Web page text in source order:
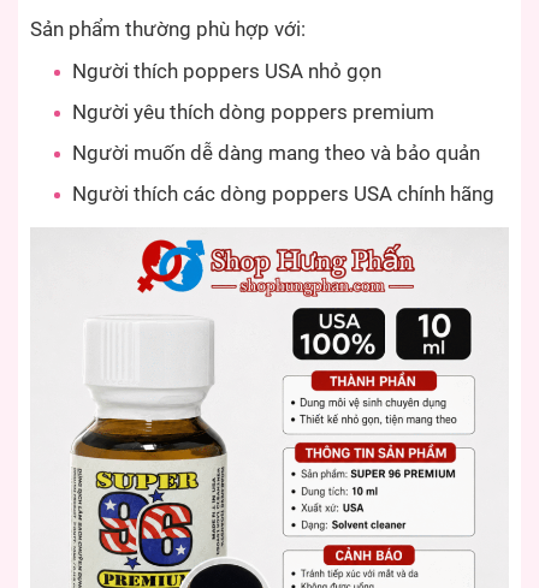
Sản phẩm thường phù hợp với:
Người thích poppers USA nhỏ gọn
Người yêu thích dòng poppers premium
Người muốn dễ dàng mang theo và bảo quản
Người thích các dòng poppers USA chính hãng